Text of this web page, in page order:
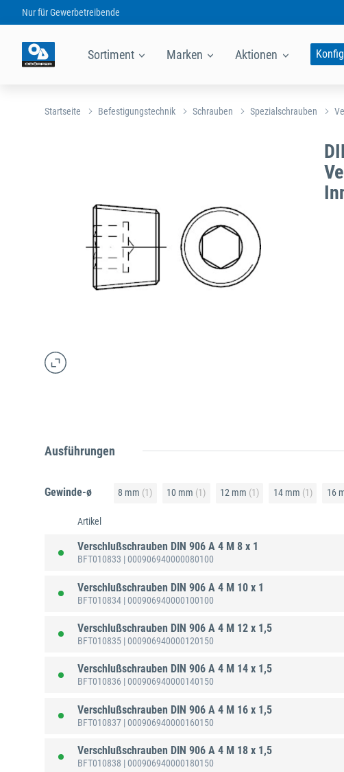
Nur fürGewerbetreibende
Sortiment Marken Aktionen
Startseite Befestigungstechnik Schrauben Spezialschrauben
Ausführungen
Gewinde-ø 8 mm (1) 10 mm (1) 12 mm (1) 14 mm (1) 16
Artikel
Verschlußschrauben DIN 906 A 4 M 8 x 1
BFT010833 | 000906940000080100
Verschlußschrauben DIN 906 A 4 M 10 x 1
BFT010834 | 000906940000100100
Verschlußschrauben DIN 906 A 4 M 12 x 1,5
BFT010835 | 000906940000120150
Verschlußschrauben DIN 906 A 4 M 14 x 1,5
BFT010836 | 000906940000140150
Verschlußschrauben DIN 906 A 4 M 16 x 1,5
BFT010837 | 000906940000160150
Verschlußschrauben DIN 906 A 4 M 18 x 1,5
BFT010838 | 000906940000180150